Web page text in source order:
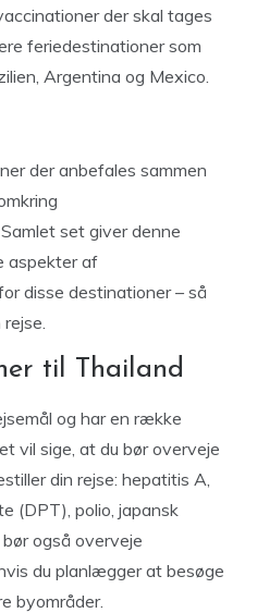
der skal tages
feriedestinationer som
Argentina og Mexico.
der anbefales sammen
set giver denne
aspekter af
disse destinationer – så
til Thailand
og har en række
vil sige, at du bør overveje
din rejse: hepatitis A,
(DPT), polio, japansk
også overveje
du planlægger at besøge
byområder.